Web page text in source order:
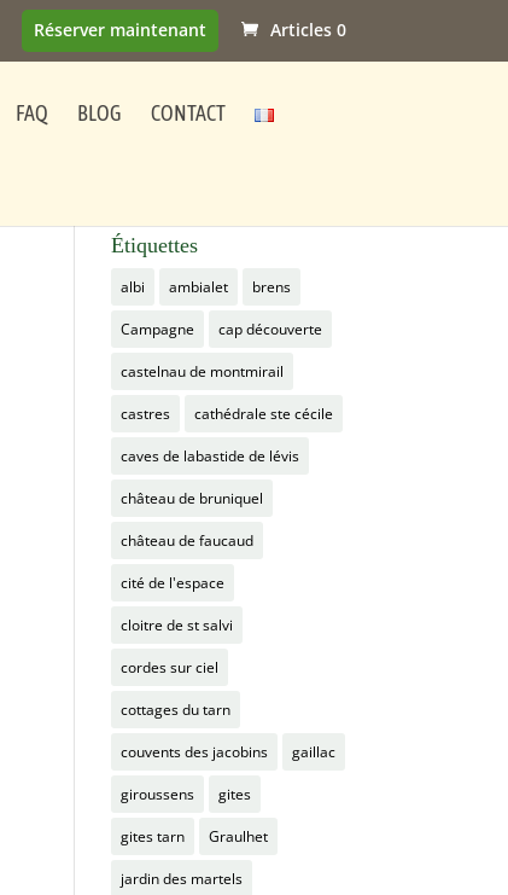
Réserver maintenant Articles 0
FAQ BLOG CONTACT
Étiquettes
albi ambialet brens
Campagne cap découverte
castelnau de montmirail
castres cathédrale ste cécile
caves de labastide de lévis
château de bruniquel
château de faucaud
cité de l'espace
cloitre de st salvi
cordes sur ciel
cottages du tarn
couvents des jacobins gaillac
giroussens gites
gites tarn Graulhet
jardin des martels